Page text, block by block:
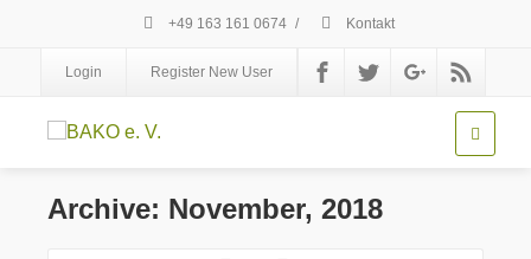
+49 163 161 0674 / Kontakt
Login Register New User
Archive: November, 2018